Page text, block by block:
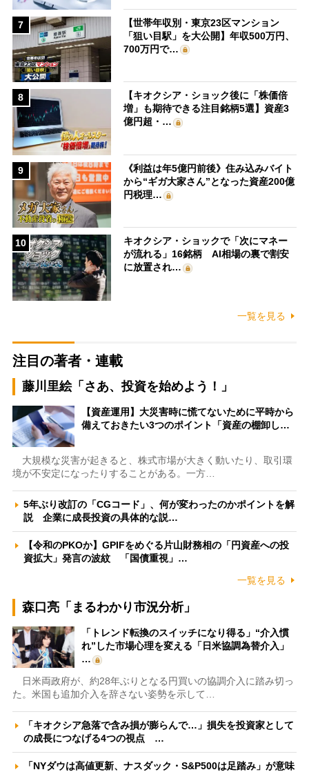
7
【世帯年収別・東京23区マンション
「狙い目駅」を大公開】年収500万円、
700万円で…
8
【キオクシア・ショック後に「株価倍
増」も期待できる注目銘柄5選】資産3
億円超・…
9
《利益は年5億円前後》住み込みバイト
から“ギガ大家さん”となった資産200億
円税理…
10
キオクシア・ショックで「次にマネー
が流れる」16銘柄 AI相場の裏で割安
に放置され…
一覧を見る
注目の著者・連載
藤川里絵「さあ、投資を始めよう！」
【資産運用】大災害時に慌てないために平時から
備えておきたい3つのポイント「資産の棚卸し…
大規模な災害が起きると、株式市場が大きく動いたり、取引環
境が不安定になったりすることがある。一方…
5年ぶり改訂の「CGコード」、何が変わったのかポイントを解
説 企業に成長投資の具体的な説…
【令和のPKOか】GPIFをめぐる片山財務相の「円資産への投
資拡大」発言の波紋 「国債重視」…
一覧を見る
森口亮「まるわかり市況分析」
「トレンド転換のスイッチになり得る」“介入慣
れ”した市場心理を変える「日米協調為替介入」
…
日米両政府が、約28年ぶりとなる円買いの協調介入に踏み切っ
た。米国も追加介入を辞さない姿勢を示して…
「キオクシア急落で含み損が膨らんで…」損失を投資家として
の成長につなげる4つの視点 …
「NYダウは高値更新、ナスダック・S&P500は足踏み」が意味